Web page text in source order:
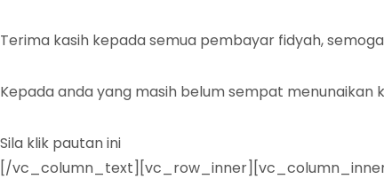
Terima kasih kepada semua pembayar fidyah,
Kepada anda yang masih belum sempat
Sila klik pautan ini
[/vc_column_text][vc_row_inner][vc_column_inner